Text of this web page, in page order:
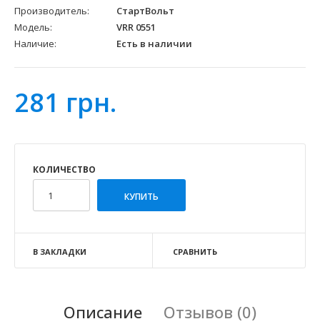
Производитель:
СтартВольт
Модель:
VRR 0551
Наличие:
Есть в наличии
281 грн.
КОЛИЧЕСТВО
В ЗАКЛАДКИ СРАВНИТЬ
Описание Отзывов (0)